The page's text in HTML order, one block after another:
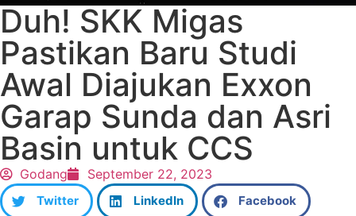
Duh! SKK Migas
Pastikan Baru Studi
Awal Diajukan Exxon
Garap Sunda dan Asri
Basin untuk CCS
Godang September 22, 2023
Twitter LinkedIn Facebook